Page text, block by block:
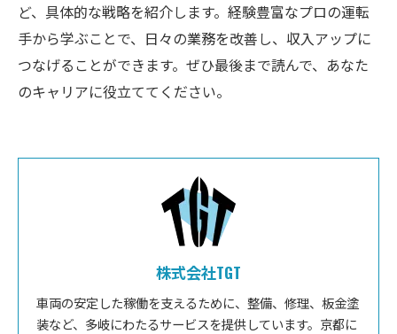
ど、具体的な戦略を紹介します。経験豊富なプロの運転
手から学ぶことで、日々の業務を改善し、収入アップに
つなげることができます。ぜひ最後まで読んで、あなた
のキャリアに役立ててください。
株式会社TGT
車両の安定した稼働を支えるために、整備、修理、板金塗
装など、多岐にわたるサービスを提供しています。京都に